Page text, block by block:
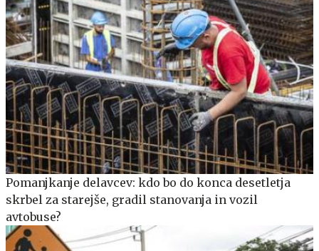
Pomanjkanje delavcev: kdo bo do konca desetletja
skrbel za starejše, gradil stanovanja in vozil
avtobuse?